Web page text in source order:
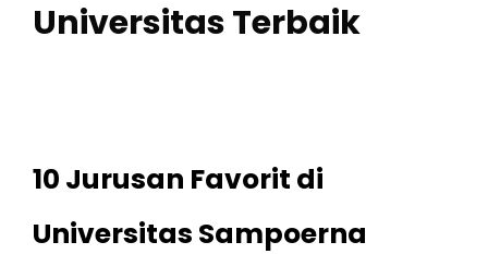
Universitas Terbaik
10 Jurusan Favorit di
Universitas Sampoerna